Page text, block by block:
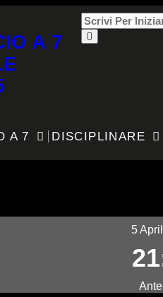
A 7
A 7 DISCIPLINARE
5